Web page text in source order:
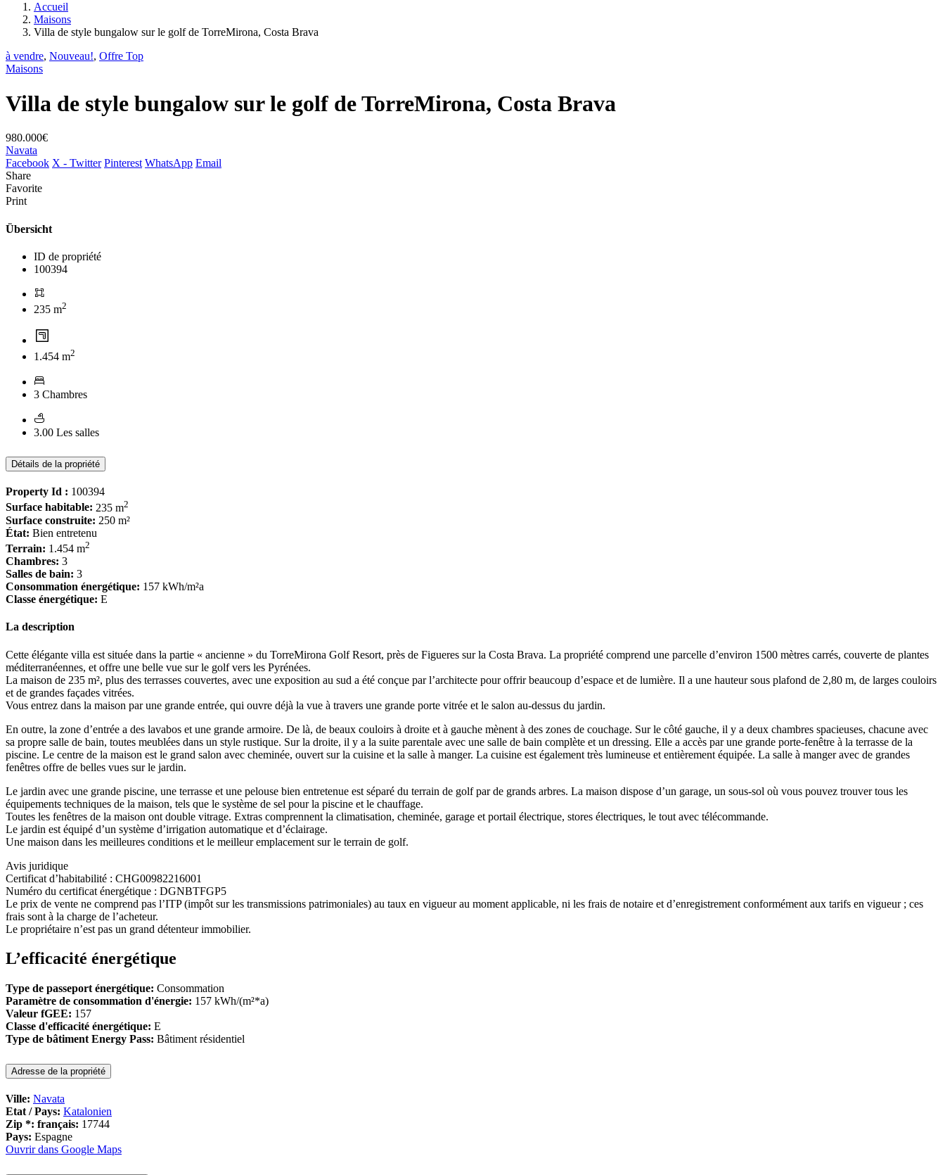
Accueil
Maisons
Villa de style bungalow sur le golf de TorreMirona, Costa Brava
à vendre, Nouveau!, Offre Top
Maisons
Villa de style bungalow sur le golf de TorreMirona, Costa Brava
980.000€
Navata
Facebook X - Twitter Pinterest WhatsApp Email
Share
Favorite
Print
Übersicht
ID de propriété
100394
235 m2
1.454 m2
3 Chambres
3.00 Les salles
Détails de la propriété
Property Id : 100394
Surface habitable: 235 m2
Surface construite: 250 m²
État: Bien entretenu
Terrain: 1.454 m2
Chambres: 3
Salles de bain: 3
Consommation énergétique: 157 kWh/m²a
Classe énergétique: E
La description
Cette élégante villa est située dans la partie « ancienne » du TorreMirona Golf Resort, près de Figueres sur la Costa Brava. La propriété comprend une parcelle d’environ 1500 mètres carrés, couverte de plantes
méditerranéennes, et offre une belle vue sur le golf vers les Pyrénées.
La maison de 235 m², plus des terrasses couvertes, avec une exposition au sud a été conçue par l’architecte pour offrir beaucoup d’espace et de lumière. Il a une hauteur sous plafond de 2,80 m, de larges couloirs
et de grandes façades vitrées.
Vous entrez dans la maison par une grande entrée, qui ouvre déjà la vue à travers une grande porte vitrée et le salon au-dessus du jardin.
En outre, la zone d’entrée a des lavabos et une grande armoire. De là, de beaux couloirs à droite et à gauche mènent à des zones de couchage. Sur le côté gauche, il y a deux chambres spacieuses, chacune avec
sa propre salle de bain, toutes meublées dans un style rustique. Sur la droite, il y a la suite parentale avec une salle de bain complète et un dressing. Elle a accès par une grande porte-fenêtre à la terrasse de la
piscine. Le centre de la maison est le grand salon avec cheminée, ouvert sur la cuisine et la salle à manger. La cuisine est également très lumineuse et entièrement équipée. La salle à manger avec de grandes
fenêtres offre de belles vues sur le jardin.
Le jardin avec une grande piscine, une terrasse et une pelouse bien entretenue est séparé du terrain de golf par de grands arbres. La maison dispose d’un garage, un sous-sol où vous pouvez trouver tous les
équipements techniques de la maison, tels que le système de sel pour la piscine et le chauffage.
Toutes les fenêtres de la maison ont double vitrage. Extras comprennent la climatisation, cheminée, garage et portail électrique, stores électriques, le tout avec télécommande.
Le jardin est équipé d’un système d’irrigation automatique et d’éclairage.
Une maison dans les meilleures conditions et le meilleur emplacement sur le terrain de golf.
Avis juridique
Certificat d’habitabilité : CHG00982216001
Numéro du certificat énergétique : DGNBTFGP5
Le prix de vente ne comprend pas l’ITP (impôt sur les transmissions patrimoniales) au taux en vigueur au moment applicable, ni les frais de notaire et d’enregistrement conformément aux tarifs en vigueur ; ces
frais sont à la charge de l’acheteur.
Le propriétaire n’est pas un grand détenteur immobilier.
L’efficacité énergétique
Type de passeport énergétique: Consommation
Paramètre de consommation d'énergie: 157 kWh/(m²*a)
Valeur fGEE: 157
Classe d'efficacité énergétique: E
Type de bâtiment Energy Pass: Bâtiment résidentiel
Adresse de la propriété
Ville: Navata
Etat / Pays: Katalonien
Zip *: français: 17744
Pays: Espagne
Ouvrir dans Google Maps